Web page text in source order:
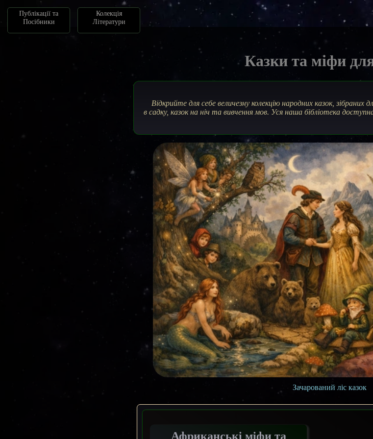
Публікації та
Посібники
Колекція
Літератури
Казки та міфи
Відкрийте для себе величезну колекцію народних казок, зібраних
в садку, казок на ніч та вивчення мов. Уся наша бібліотека
Зачарований ліс казок
Африканські міфи та